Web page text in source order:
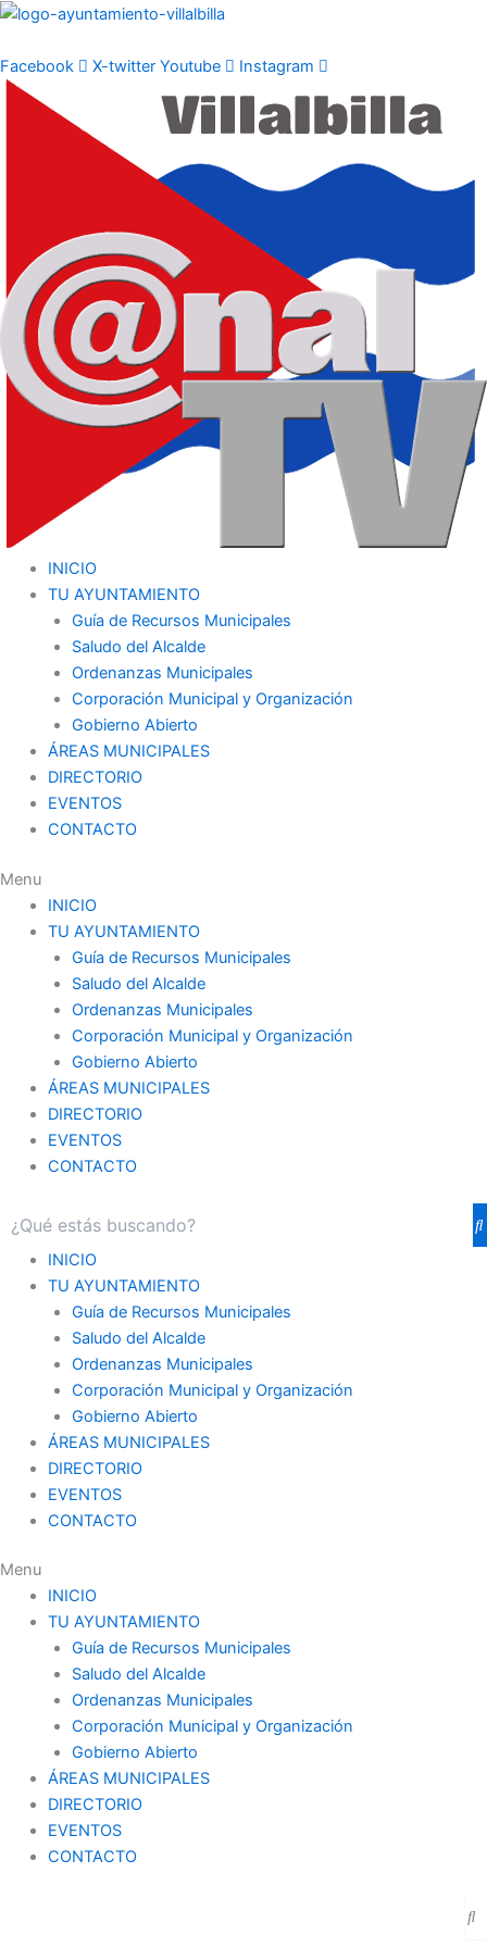
Ir
contenido
Facebook X-twitter Youtube Instagram
INICIO
TU AYUNTAMIENTO
Guía de Recursos Municipales
Saludo del Alcalde
Ordenanzas Municipales
Corporación Municipal y Organización
Gobierno Abierto
ÁREAS MUNICIPALES
DIRECTORIO
EVENTOS
CONTACTO
Menu
INICIO
TU AYUNTAMIENTO
Guía de Recursos Municipales
Saludo del Alcalde
Ordenanzas Municipales
Corporación Municipal y Organización
Gobierno Abierto
ÁREAS MUNICIPALES
DIRECTORIO
EVENTOS
CONTACTO
INICIO
TU AYUNTAMIENTO
Guía de Recursos Municipales
Saludo del Alcalde
Ordenanzas Municipales
Corporación Municipal y Organización
Gobierno Abierto
ÁREAS MUNICIPALES
DIRECTORIO
EVENTOS
CONTACTO
Menu
INICIO
TU AYUNTAMIENTO
Guía de Recursos Municipales
Saludo del Alcalde
Ordenanzas Municipales
Corporación Municipal y Organización
Gobierno Abierto
ÁREAS MUNICIPALES
DIRECTORIO
EVENTOS
CONTACTO